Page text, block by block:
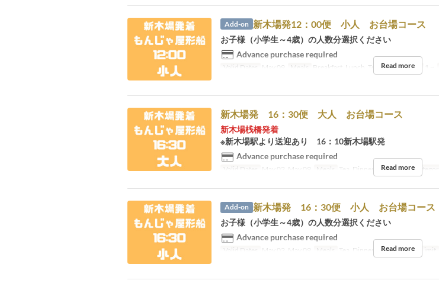
Add-on 新木場発12：00便 小人 お台場コース
お子様（小学生～4歳）の人数分選択ください
Advance purchase required
Valid Dates May 09 Meals Breakfast, Lunch, Tea Order Limit 1 ~
Read more
新木場発 16：30便 大人 お台場コース
新木場桟橋発着
※新木場駅より送迎あり 16：10新木場駅発
Advance purchase required
Valid Dates May 02, May 09 Meals Tea, Dinner, Night Seat Category
Read more
Add-on 新木場発 16：30便 小人 お台場コース
お子様（小学生～4歳）の人数分選択ください
Advance purchase required
Valid Dates May 02, May 09 Meals Tea, Dinner, Night Order Limit
Read more